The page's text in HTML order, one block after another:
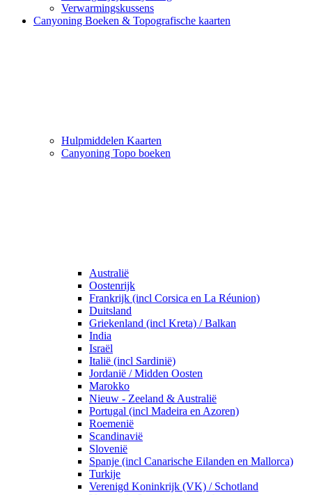
Verwarmingskussens
Canyoning Boeken & Topografische kaarten
Hulpmiddelen Kaarten
Canyoning Topo boeken
Australië
Oostenrijk
Frankrijk (incl Corsica en La Réunion)
Duitsland
Griekenland (incl Kreta) / Balkan
India
Israël
Italië (incl Sardinië)
Jordanië / Midden Oosten
Marokko
Nieuw - Zeeland & Australië
Portugal (incl Madeira en Azoren)
Roemenië
Scandinavië
Slovenië
Spanje (incl Canarische Eilanden en Mallorca)
Turkije
Verenigd Koninkrijk (VK) / Schotland